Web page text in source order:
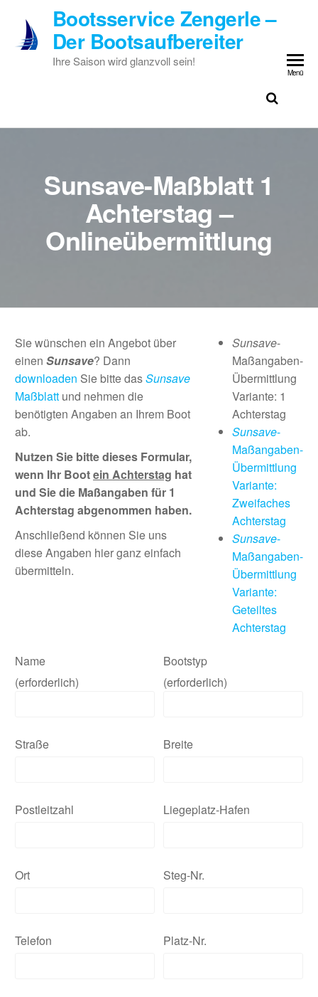
Inhalt
springen
Bootsservice Zengerle –
Der Bootsaufbereiter
Ihre Saison wird glanzvoll sein!
Menü
Sunsave-Maßblatt 1
Achterstag –
Onlineübermittlung
Sie wünschen ein Angebot über
einen Sunsave? Dann
downloaden Sie bitte dasSunsave
Maßblatt und nehmen die
benötigten Angaben an Ihrem Boot
ab.
Nutzen Sie bitte dieses Formular,
wenn Ihr Bootein Achterstag hat
und Sie die Maßangaben für 1
Achterstag abgenommen haben.
Anschließend können Sie uns
diese Angaben hier ganz einfach
übermitteln.
Sunsave-
Maßangaben-
Übermittlung
Variante: 1
Achterstag
Sunsave-
Maßangaben-
Übermittlung
Variante:
Zweifaches
Achterstag
Sunsave-
Maßangaben-
Übermittlung
Variante:
Geteiltes
Achterstag
Name
(erforderlich)
Straße
Postleitzahl
Ort
Telefon
Bootstyp
(erforderlich)
Breite
Liegeplatz-Hafen
Steg-Nr.
Platz-Nr.